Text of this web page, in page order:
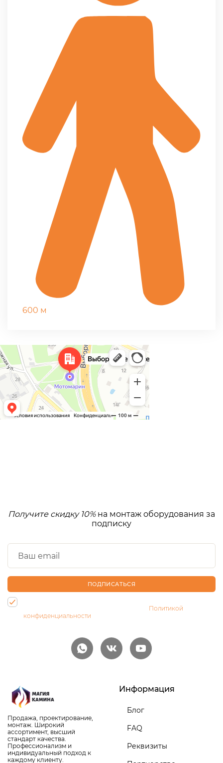
600 м
Получите скидку 10%на монтаж оборудования за
подписку
ПОДПИСАТЬСЯ
Политикой
конфиденциальности
Продажа, проектирование,
монтаж. Широкий
ассортимент, высший
стандарт качества.
Профессионализм и
индивидуальный подход к
каждому клиенту.
Информация
Блог
FAQ
Реквизиты